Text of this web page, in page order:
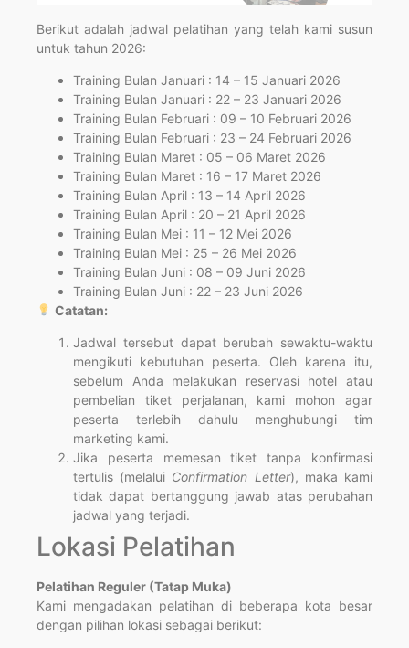
Berikut adalah jadwal pelatihan yang telah kami susun
untuk tahun 2026:
Training Bulan Januari : 14 – 15 Januari 2026
Training Bulan Januari : 22 – 23 Januari 2026
Training Bulan Februari : 09 – 10 Februari 2026
Training Bulan Februari : 23 – 24 Februari 2026
Training Bulan Maret : 05 – 06 Maret 2026
Training Bulan Maret : 16 – 17 Maret 2026
Training Bulan April : 13 – 14 April 2026
Training Bulan April : 20 – 21 April 2026
Training Bulan Mei : 11 – 12 Mei 2026
Training Bulan Mei : 25 – 26 Mei 2026
Training Bulan Juni : 08 – 09 Juni 2026
Training Bulan Juni : 22 – 23 Juni 2026
Catatan:
Jadwal tersebut dapat berubah sewaktu-waktu
mengikuti kebutuhan peserta. Oleh karena itu,
sebelum Anda melakukan reservasi hotel atau
pembelian tiket perjalanan, kami mohon agar
peserta terlebih dahulu menghubungi tim
marketing kami.
Jika peserta memesan tiket tanpa konfirmasi
tertulis (melalui Confirmation Letter), maka kami
tidak dapat bertanggung jawab atas perubahan
jadwal yang terjadi.
Lokasi Pelatihan
Pelatihan Reguler (Tatap Muka)
Kami mengadakan pelatihan di beberapa kota besar
dengan pilihan lokasi sebagai berikut: